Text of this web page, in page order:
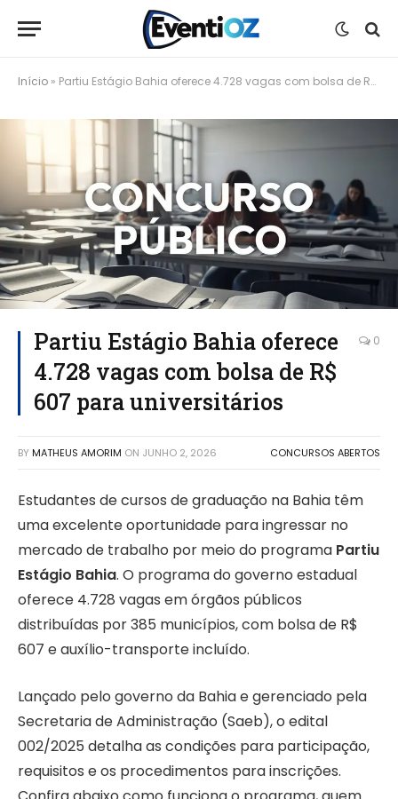
Início » Partiu Estágio Bahia oferece 4.728 vagas com bolsa de R$ 607 para universitários
Partiu Estágio Bahia oferece
4.728 vagas com bolsa de R$
607 para universitários
0
BY MATHEUS AMORIM ON JUNHO 2, 2026 CONCURSOS ABERTOS
Estudantes de cursos de graduação na Bahia têm
uma excelente oportunidade para ingressar no
mercado de trabalho por meio do programa Partiu
Estágio Bahia. O programa do governo estadual
oferece 4.728 vagas em órgãos públicos
distribuídas por 385 municípios, com bolsa de R$
607 e auxílio-transporte incluído.
Lançado pelo governo da Bahia e gerenciado pela
Secretaria de Administração (Saeb), o edital
002/2025 detalha as condições para participação,
requisitos e os procedimentos para inscrições.